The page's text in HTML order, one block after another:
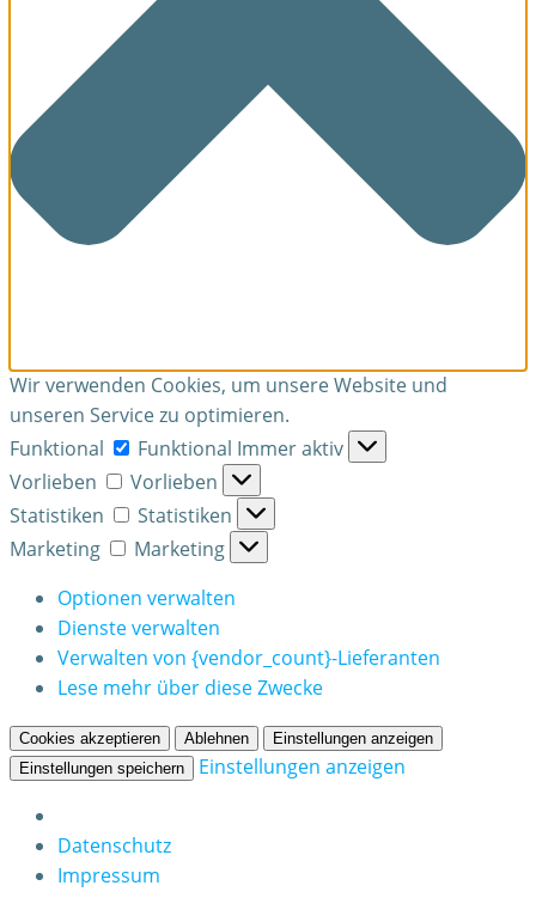
Wir verwenden Cookies, um unsere Website und
unseren Service zu optimieren.
Funktional
Funktional Immer aktiv
Vorlieben
Vorlieben
Statistiken
Statistiken
Marketing
Marketing
Optionen verwalten
Dienste verwalten
Verwalten von {vendor_count}-Lieferanten
Lese mehr über diese Zwecke
Cookies akzeptieren Ablehnen
Einstellungen anzeigen
Einstellungen speichern
Einstellungen anzeigen
Datenschutz
Impressum